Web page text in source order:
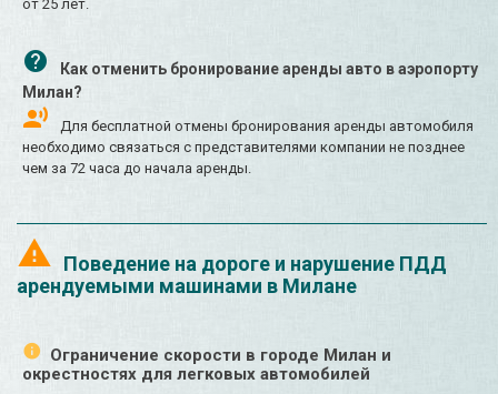
от 25 лет.
Как отменить бронирование аренды авто в аэропорту
Милан?
Для бесплатной отмены бронирования аренды автомобиля
необходимо связаться с представителями компании не позднее
чем за 72 часа до начала аренды.
Поведение на дороге и нарушение ПДД
арендуемыми машинами в Милане
Ограничение скорости в городе Милан и
окрестностях для легковых автомобилей